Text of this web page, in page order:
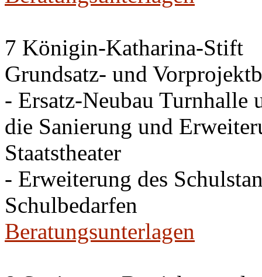
7 Königin-Katharina-Stift
Grundsatz- und
- Ersatz-Neubau Turnhalle
die Sanierung und
Staatstheater
- Erweiterung des
Schulbedarfen
Beratungsunterlagen